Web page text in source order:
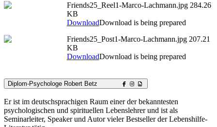
Friends25_Reel1-Marco-Lachmann.jpg 284.26
KB
DownloadDownload is being prepared
Friends25_Post1-Marco-Lachmann.jpg 207.21
KB
DownloadDownload is being prepared
Diplom-Psychologe Robert Betz
Er ist im deutschsprachigen Raum einer der bekanntesten
psychologischen und spirituellen Lebenslehrer und ist als
Seminarleiter, Speaker und Autor vieler Bestseller der Lebenshilfe-